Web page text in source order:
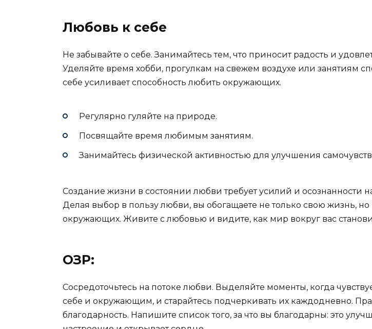
Любовь к себе
Не забывайте о себе. Занимайтесь тем, что приносит радость и
Уделяйте время хобби, прогулкам на свежем воздухе или занятиям
себе усиливает способность любить окружающих.
Регулярно гуляйте на природе.
Посвящайте время любимым занятиям.
Занимайтесь физической активностью для улучшения
Создание жизни в состоянии любви требует усилий и осознанности
Делая выбор в пользу любви, вы обогащаете не только свою жизнь,
окружающих. Живите с любовью и видите, как мир вокруг вас
ОЗР:
Сосредоточьтесь на потоке любви. Выделяйте моменты, когда
себе и окружающим, и старайтесь подчеркивать их каждодневно.
благодарность. Напишите список того, за что вы благодарны: это